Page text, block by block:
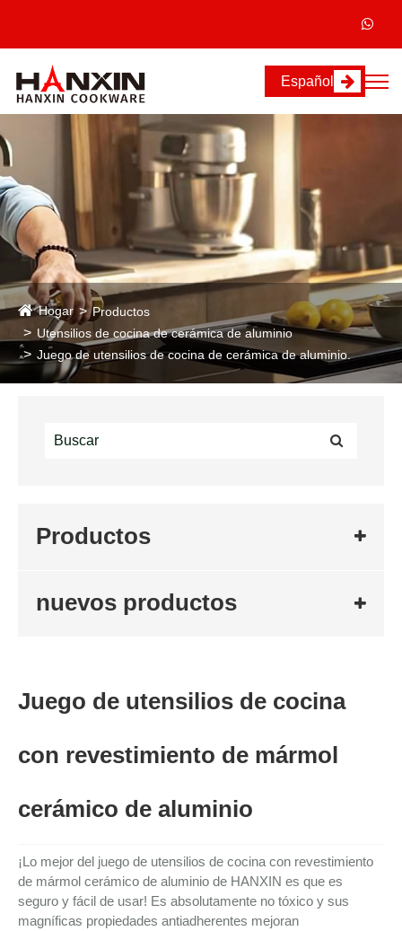
Español
Hogar
Productos
Utensilios de cocina de cerámica de aluminio
Juego de utensilios de cocina de cerámica de aluminio.
Productos
nuevos productos
Juego de utensilios de cocina
con revestimiento de mármol
cerámico de aluminio
¡Lo mejor del juego de utensilios de cocina con revestimiento
de mármol cerámico de aluminio de HANXIN es que es
seguro y fácil de usar! Es absolutamente no tóxico y sus
magníficas propiedades antiadherentes mejoran